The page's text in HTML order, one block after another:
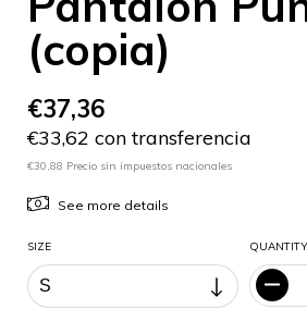
(copia)
€37,36
€33,62 con transferencia
€30,88 Precio sin impuestos nacionales
See more details
SIZE QUANTITY